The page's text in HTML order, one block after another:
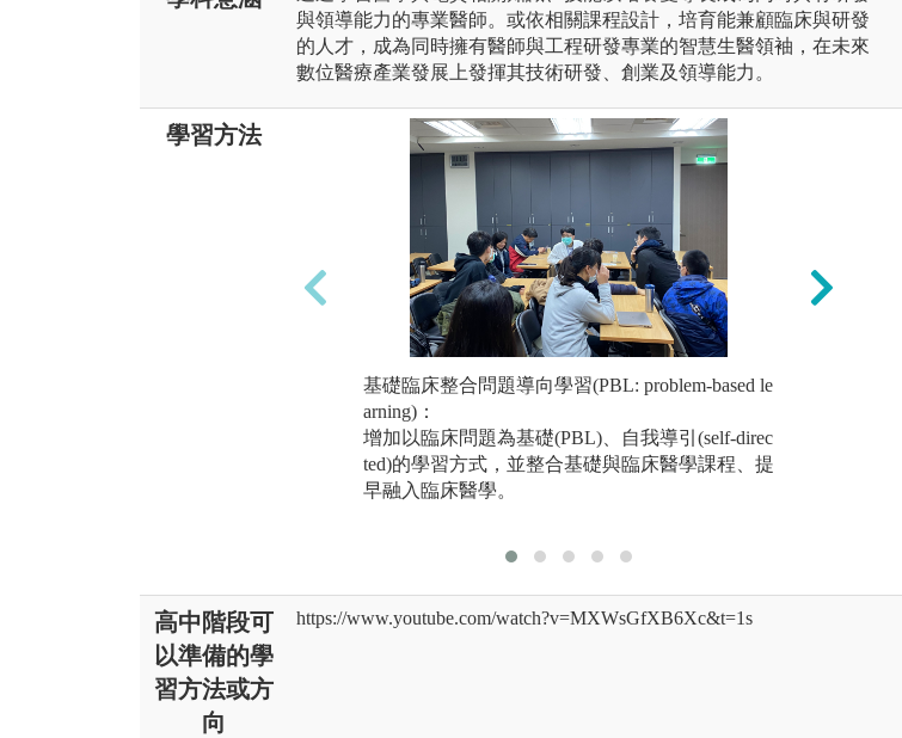
與領導能力的專業醫師。或依相關課程設計，培育能兼顧臨床與研發
的人才，成為同時擁有醫師與工程研發專業的智慧生醫領袖，在未來
數位醫療產業發展上發揮其技術研發、創業及領導能力。
學習方法
基礎臨床整合問題導向學習(PBL: problem-based le
arning)：
增加以臨床問題為基礎(PBL)、自我導引(self-direc
ted)的學習方式，並整合基礎與臨床醫學課程、提
早融入臨床醫學。
高中階段可
以準備的學
習方法或方
向
https://www.youtube.com/watch?v=MXWsGfXB6Xc&t=1s